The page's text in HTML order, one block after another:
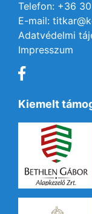
Telefon: +36
E-mail:
Adatvédelmi
Impresszum
Kiemelt